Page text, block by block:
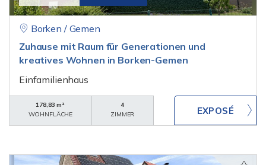
Borken / Gemen
Zuhause mit Raum für Generationen und
kreatives Wohnen in Borken-Gemen
Einfamilienhaus
178,83 m²
WOHNFLÄCHE
4
ZIMMER